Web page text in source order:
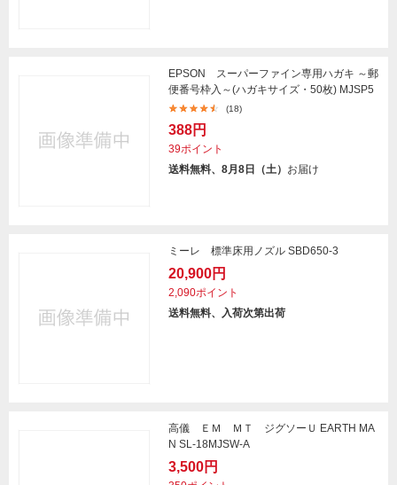
EPSON スーパーファイン専用ハガキ ～郵
便番号枠入～(ハガキサイズ・50枚) MJSP5
(18)
388円
39ポイント
送料無料、8月8日（土） お届け
ミーレ 標準床用ノズル SBD650-3
20,900円
2,090ポイント
送料無料、入荷次第出荷
高儀 ＥＭ ＭＴ ジグソーＵ EARTH MA
N SL-18MJSW-A
3,500円